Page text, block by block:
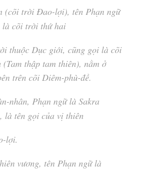
(cõi trời Đao-lợi), tên Phạn ngữ
là cõi trời thứ hai
thuộc Dục giới, cũng gọi là cõi
thập tam thiên), nằm ở
trên cõi Diêm-phù-đề.
nhân, Phạn ngữ là Sakra
là tên gọi của vị thiên
lợi.
vương, tên Phạn ngữ là